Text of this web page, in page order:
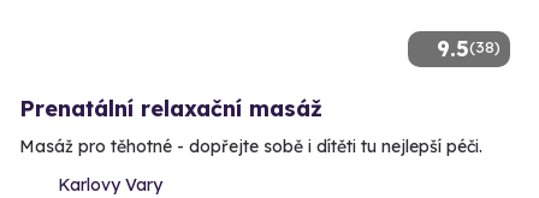
9.5(38)
Prenatální relaxační masáž
Masáž pro těhotné - dopřejte sobě i dítěti tu nejlepší péči.
Karlovy Vary